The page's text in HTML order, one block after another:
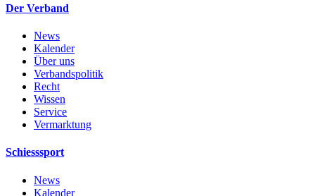
Der Verband
News
Kalender
Über uns
Verbandspolitik
Recht
Wissen
Service
Vermarktung
Schiesssport
News
Kalender